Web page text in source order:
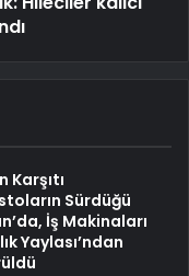
Karşıtı
Sürdüğü
İş Makinaları
Yaylası’ndan